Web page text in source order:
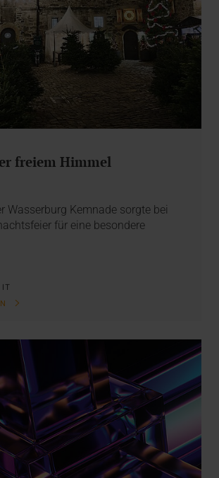
freiem Himmel
Wasserburg Kemnade sorgte bei
für eine besondere